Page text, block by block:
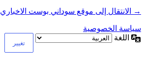
→ الانتقال إلى موقع سوداني بوست الاخباري
سياسة الخصوصية
اللغة